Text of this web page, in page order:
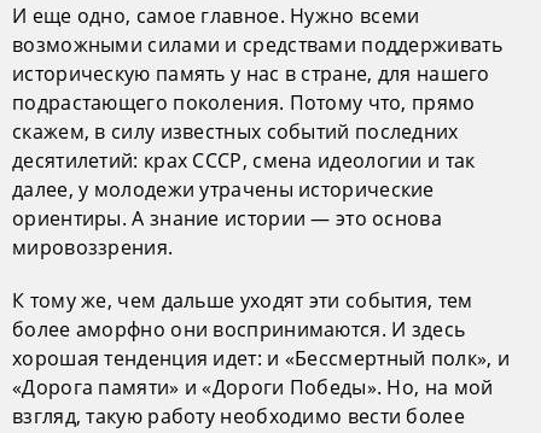
И еще одно, самое главное. Нужно всеми
возможными силами и средствами поддерживать
историческую память у нас в стране, для нашего
подрастающего поколения. Потому что, прямо
скажем, в силу известных событий последних
десятилетий: крах СССР, смена идеологии и так
далее, у молодежи утрачены исторические
ориентиры. А знание истории — это основа
мировоззрения.
К тому же, чем дальше уходят эти события, тем
более аморфно они воспринимаются. И здесь
хорошая тенденция идет: и «Бессмертный полк», и
«Дорога памяти» и «Дороги Победы». Но, на мой
взгляд, такую работу необходимо вести более